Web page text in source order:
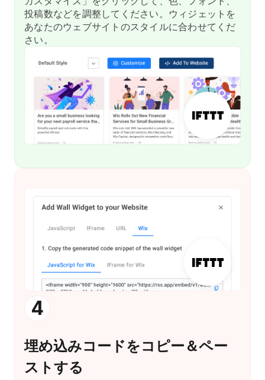
投稿数などを調整してください。ウィジェットを
あなたのウェブサイトのスタイルに合わせてくだ
さい。
4
埋め込みコードをコピー＆ペー
ストする